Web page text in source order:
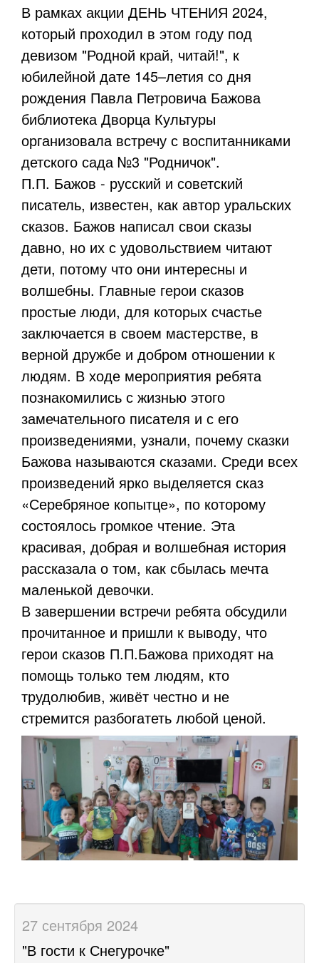
В рамках акции ДЕНЬ ЧТЕНИЯ 2024,
который проходил в этом году под
девизом "Родной край, читай!", к
юбилейной дате 145–летия со дня
рождения Павла Петровича Бажова
библиотека Дворца Культуры
организовала встречу с воспитанниками
детского сада №3 "Родничок".
П.П. Бажов - русский и советский
писатель, известен, как автор уральских
сказов. Бажов написал свои сказы
давно, но их с удовольствием читают
дети, потому что они интересны и
волшебны. Главные герои сказов
простые люди, для которых счастье
заключается в своем мастерстве, в
верной дружбе и добром отношении к
людям. В ходе мероприятия ребята
познакомились с жизнью этого
замечательного писателя и с его
произведениями, узнали, почему сказки
Бажова называются сказами. Среди всех
произведений ярко выделяется сказ
«Серебряное копытце», по которому
состоялось громкое чтение. Эта
красивая, добрая и волшебная история
рассказала о том, как сбылась мечта
маленькой девочки.
В завершении встречи ребята обсудили
прочитанное и пришли к выводу, что
герои сказов П.П.Бажова приходят на
помощь только тем людям, кто
трудолюбив, живёт честно и не
стремится разбогатеть любой ценой.
27 сентября 2024
"В гости к Снегурочке"